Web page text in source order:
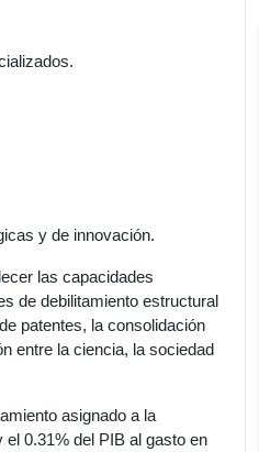
y de innovación.
las capacidades
de debilitamiento estructural
patentes, la consolidación
entre la ciencia, la sociedad
asignado a la
0.31% del PIB al gasto en